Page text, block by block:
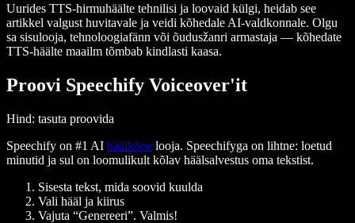
Uurides TTS-hirmuhäälte tehnilisi ja loovaid külgi, heidab see
artikkel valgust huvitavale ja veidi kõhedale AI-valdkonnale. Olgu
sa sisulooja, tehnoloogiafänn või õudusžanri armastaja — kõhedate
TTS-häälte maailm tõmbab kindlasti kaasa.
Proovi Speechify Voiceover'it
Hind: tasuta proovida
Speechify on #1 AI häälkõne looja. Speechifyga on lihtne: loetud
minutid ja sul on loomulikult kõlav häälsalvestus oma tekstist.
Sisesta tekst, mida soovid kuulda
Vali hääl ja kiirus
Vajuta “Genereeri”. Valmis!